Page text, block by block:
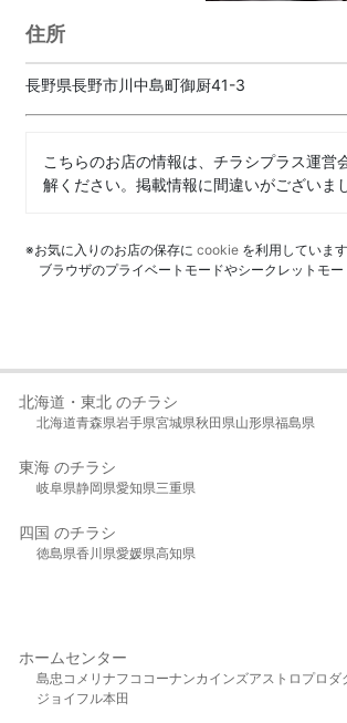
住所
長野県長野市川中島町御厨41-3
こちらのお店の情報は、チラシプラス運
解ください。掲載情報に間違いがございま
※お気に入りのお店の保存に cookie を利用しています
ブラウザのプライベートモードやシークレットモ
北海道・東北 のチラシ
北海道青森県岩手県宮城県秋田県山形県福島県
東海 のチラシ
岐阜県静岡県愛知県三重県
四国 のチラシ
徳島県香川県愛媛県高知県
ホームセンター
島忠 コメリ ナフコ コーナンカインズアストロプロダ
ジョイフル本田